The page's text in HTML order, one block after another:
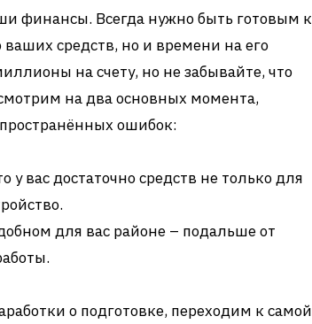
финансы. Всегда нужно быть готовым к
ваших средств, но и времени на его
на счету, но не забывайте, что
на два основных момента,
ошибок:
у вас достаточно средств не только для
для вас районе – подальше от
о подготовке, переходим к самой